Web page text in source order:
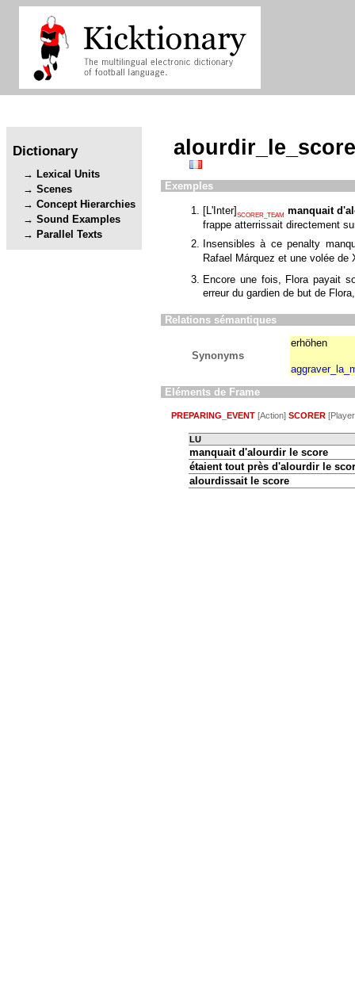
Dictionary
Lexical Units
Scenes
Concept Hierarchies
Sound Examples
Parallel Texts
alourdir_le_score
Exemples
[L'Inter] SCORER_TEAM manquait
frappe atterrissait directement
Insensibles à ce penalty
Rafael Márquez et une volée de
Encore une fois, Flora payait
erreur du gardien de but de
Relations sémantiques
Synonyms
erhöhen
Eléments de Frame
PREPARING_EVENT [Action] SCORER
LU
manquait d'alourdir le score
étaient tout près d'alourdir le
alourdissait le score